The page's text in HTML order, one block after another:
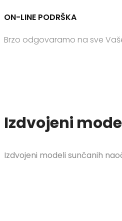
ON-LINE PODRŠKA
Brzo odgovaramo na sve
Izdvojeni
Izdvojeni modeli sunčanih